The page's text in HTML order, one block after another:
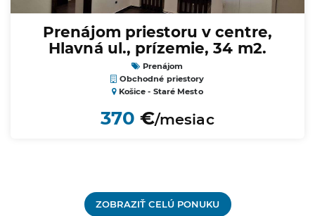
Prenájom priestoru v centre,
Hlavná ul., prízemie, 34 m2.
Prenájom
Obchodné priestory
Košice - Staré Mesto
370 €/mesiac
ZOBRAZIŤ CELÚ PONUKU